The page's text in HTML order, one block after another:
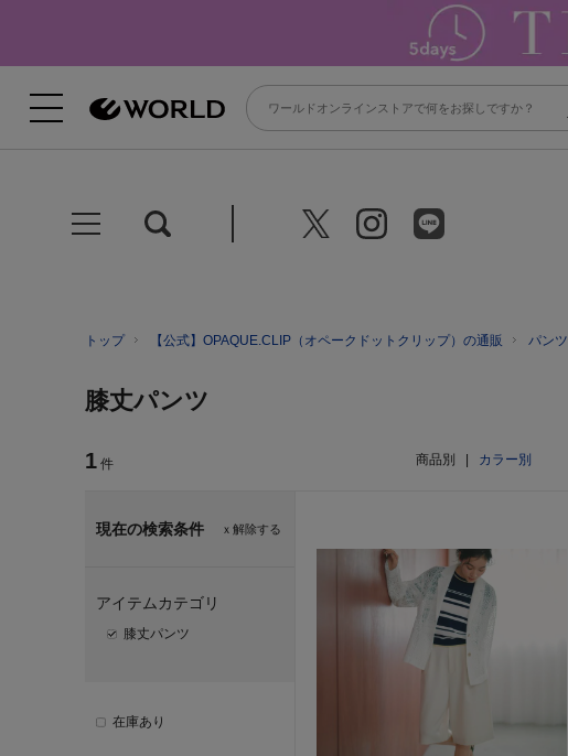
トップ 【公式】OPAQUE.CLIP（オペークドットクリップ）の通販 パンツ
膝丈パンツ
1 件 商品別 カラー別
ｘ解除する
現在の検索条件
アイテムカテゴリ
膝丈パンツ
在庫あり